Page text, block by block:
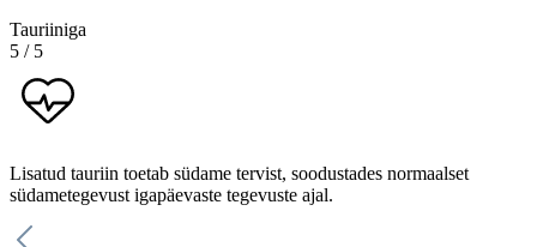
Tauriiniga
5 / 5
Lisatud tauriin toetab südame tervist, soodustades normaalset
südametegevust igapäevaste tegevuste ajal.